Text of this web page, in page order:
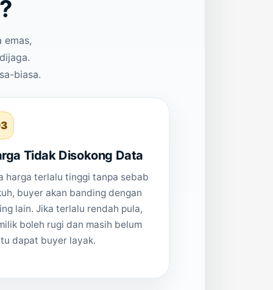
emas,
biasa.
Tidak Disokong Data
harga terlalu tinggi tanpa sebab
buyer akan banding dengan
lain. Jika terlalu rendah pula,
boleh rugi dan masih belum
dapat buyer layak.